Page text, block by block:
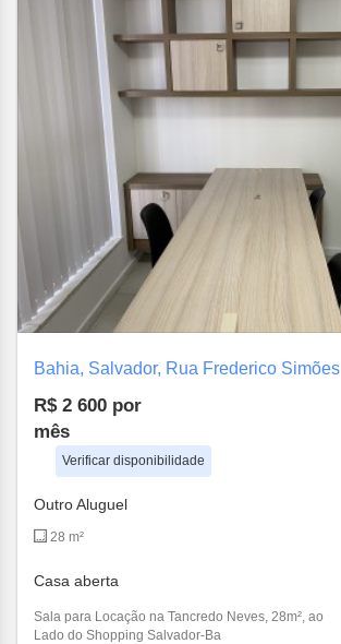
Bahia, Salvador, Rua Frederico Simões
R$ 2 600 por
mês
Verificar disponibilidade
Outro Aluguel
28 m²
Casa aberta
Sala para Locação na Tancredo Neves, 28m², ao
Lado do Shopping Salvador-Ba